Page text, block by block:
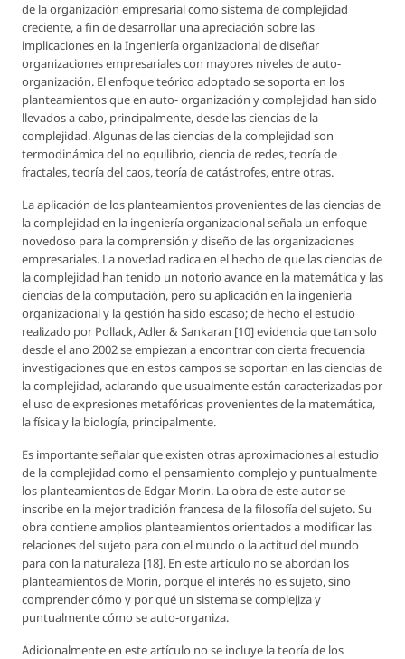
de la organización empresarial como sistema de complejidad
creciente, a fin de desarrollar una apreciación sobre las
implicaciones en la Ingeniería organizacional de diseñar
organizaciones empresariales con mayores niveles de auto-
organización. El enfoque teórico adoptado se soporta en los
planteamientos que en auto- organización y complejidad han sido
llevados a cabo, principalmente, desde las ciencias de la
complejidad. Algunas de las ciencias de la complejidad son
termodinámica del no equilibrio, ciencia de redes, teoría de
fractales, teoría del caos, teoría de catástrofes, entre otras.
La aplicación de los planteamientos provenientes de las ciencias de
la complejidad en la ingeniería organizacional señala un enfoque
novedoso para la comprensión y diseño de las organizaciones
empresariales. La novedad radica en el hecho de que las ciencias de
la complejidad han tenido un notorio avance en la matemática y las
ciencias de la computación, pero su aplicación en la ingeniería
organizacional y la gestión ha sido escaso; de hecho el estudio
realizado por Pollack, Adler & Sankaran [10] evidencia que tan solo
desde el ano 2002 se empiezan a encontrar con cierta frecuencia
investigaciones que en estos campos se soportan en las ciencias de
la complejidad, aclarando que usualmente están caracterizadas por
el uso de expresiones metafóricas provenientes de la matemática,
la física y la biología, principalmente.
Es importante señalar que existen otras aproximaciones al estudio
de la complejidad como el pensamiento complejo y puntualmente
los planteamientos de Edgar Morin. La obra de este autor se
inscribe en la mejor tradición francesa de la filosofía del sujeto. Su
obra contiene amplios planteamientos orientados a modificar las
relaciones del sujeto para con el mundo o la actitud del mundo
para con la naturaleza [18]. En este artículo no se abordan los
planteamientos de Morin, porque el interés no es sujeto, sino
comprender cómo y por qué un sistema se complejiza y
puntualmente cómo se auto-organiza.
Adicionalmente en este artículo no se incluye la teoría de los